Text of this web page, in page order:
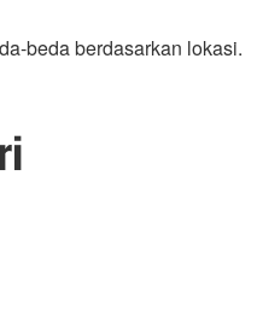
beda berdasarkan lokasi.